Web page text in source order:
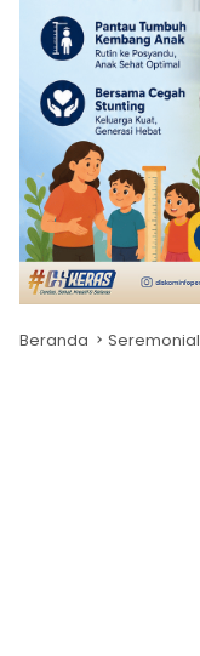
Beranda Seremonial